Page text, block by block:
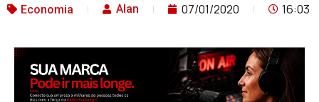
Economia Alan 07/01/2020 16:03